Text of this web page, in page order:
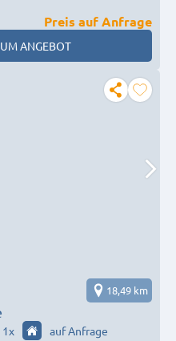
Preis auf Anfrage
ANGEBOT
18,49 km
1x auf Anfrage